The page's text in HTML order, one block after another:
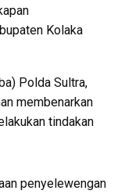
Kolaka
Polda Sultra,
membenarkan
tindakan
penyelewengan